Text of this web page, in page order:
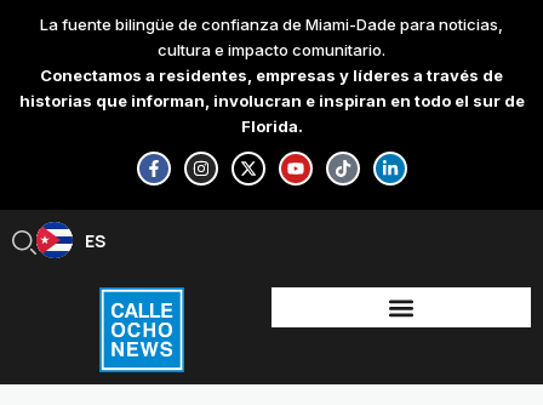
content
La fuente bilingüe de confianza de Miami-Dade para noticias,
cultura e impacto comunitario.
Conectamos a residentes, empresas y líderes a través de
historias que informan, involucran e inspiran en todo el sur de
Florida.
F
a
c
e
-
f
I
n
s
t
X
-
t
w
Y
o
u
t
T
i
k
t
L
i
n
k
-
i
n
ES
EN